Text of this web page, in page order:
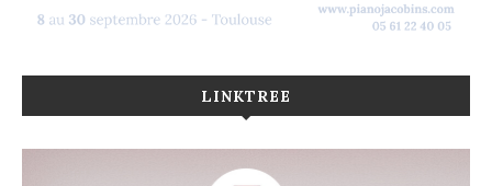
LINKTREE